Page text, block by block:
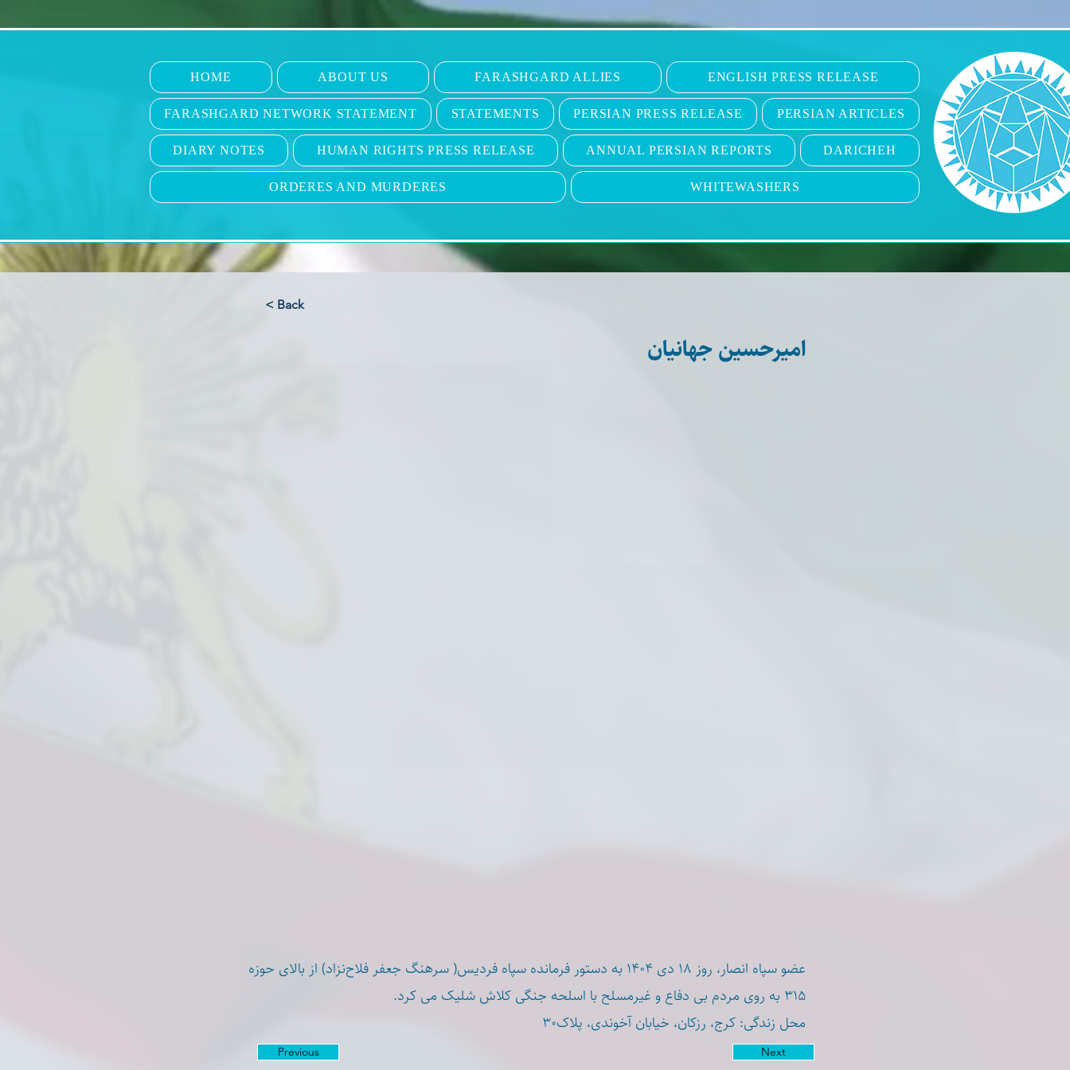
HOME ABOUT US FARASHGARD ALLIES ENGLISH PRESS RELEASE
FARASHGARD NETWORK STATEMENT STATEMENTS PERSIAN PRESS RELEASE PERSIAN ARTICLES
DIARY NOTES HUMAN RIGHTS PRESS RELEASE ANNUAL PERSIAN REPORTS DARICHEH
ORDERES AND MURDERES WHITEWASHERS
< Back
امیرحسین جهانیان
عضو سپاه انصار، روز ۱۸ دی ۱۴۰۴ به دستور فرمانده سپاه فردیس( سرهنگ جعفر فلاح‌نزاد) از بالای حوزه
۳۱۵ به روی مردم بی دفاع و غیرمسلح با اسلحه جنگی کلاش شلیک می کرد.
محل زندگی: کرج، رزکان، خیابان آخوندی، پلاک۳۰
Previous Next